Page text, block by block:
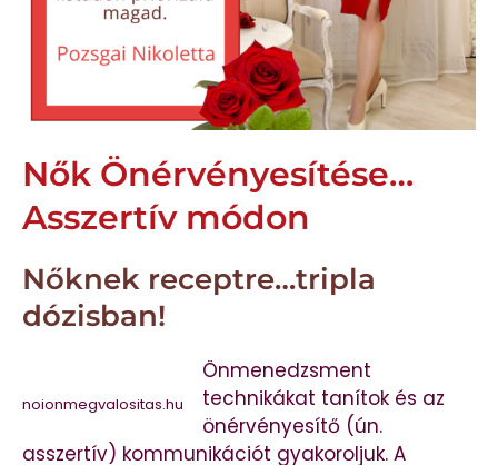
Nők Önérvényesítése…
Asszertív módon
Nőknek receptre…tripla
dózisban!
noionmegvalositas.hu
Önmenedzsment
technikákat tanítok és az
önérvényesítő (ún.
asszertív) kommunikációt gyakoroljuk. A